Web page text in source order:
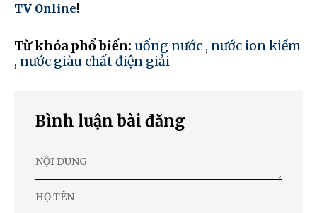
TV Online!
Từ khóa phổ biến: uống nước , nước ion kiềm
, nước giàu chất điện giải
Bình luận bài đăng